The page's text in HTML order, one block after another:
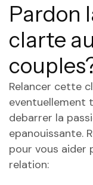
Pardon
clarte
Relancer cette
eventuellement
debarrer la
epanouissante.
pour vous aider
relation: